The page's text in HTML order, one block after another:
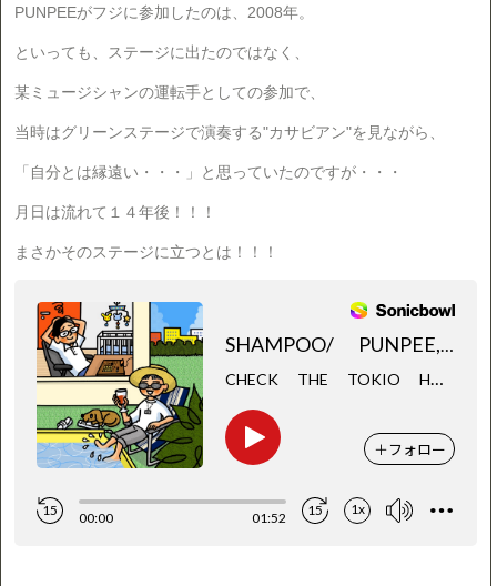
PUNPEEがフジに参加したのは、2008年。
といっても、ステージに出たのではなく、
某ミュージシャンの運転手としての参加で、
当時はグリーンステージで演奏する"カサビアン"を見ながら、
「自分とは縁遠い・・・」と思っていたのですが・・・
月日は流れて１４年後！！！
まさかそのステージに立つとは！！！